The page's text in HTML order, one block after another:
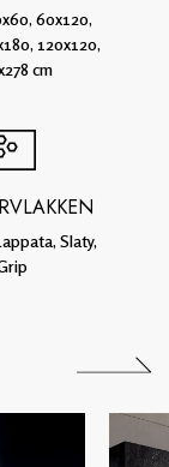
60x120,
120x120,
cm
Slaty,